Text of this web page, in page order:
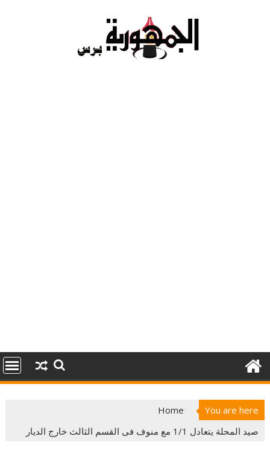
You are here
Home
صيد المحلة يتعادل 1/1 مع منوف فى القسم الثالث خارج الديار